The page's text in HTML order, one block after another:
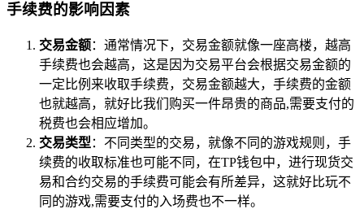
手续费的影响因素
交易金额：通常情况下，交易金额就像一座高楼，越高
手续费也会越高，这是因为交易平台会根据交易金额的
一定比例来收取手续费，交易金额越大，手续费的金额
也就越高，就好比我们购买一件昂贵的商品,需要支付的
税费也会相应增加。
交易类型 ：不同类型的交易，就像不同的游戏规则，手
续费的收取标准也可能不同，在TP钱包中，进行现货交
易和合约交易的手续费可能会有所差异，这就好比玩不
同的游戏,需要支付的入场费也不一样。